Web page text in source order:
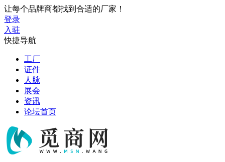
让每个品牌商都找到合适的厂家！
登录
入驻
快捷导航
工厂
证件
人脉
展会
资讯
论坛首页